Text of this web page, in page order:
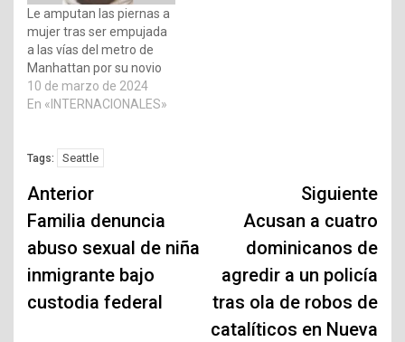
Le amputan las piernas a
mujer tras ser empujada
a las vías del metro de
Manhattan por su novio
10 de marzo de 2024
En «INTERNACIONALES»
Tags: Seattle
Navegación
de
entradas
Anterior
Familia denuncia
abuso sexual de niña
inmigrante bajo
custodia federal
Siguiente
Acusan a cuatro
dominicanos de
agredir a un policía
tras ola de robos de
catalíticos en Nueva